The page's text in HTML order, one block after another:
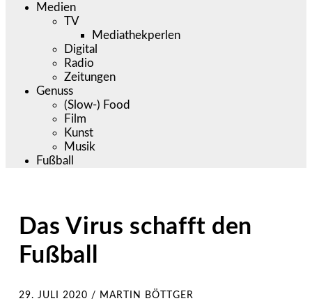
Medien
TV
Mediathekperlen
Digital
Radio
Zeitungen
Genuss
(Slow-) Food
Film
Kunst
Musik
Fußball
Das Virus schafft den
Fußball
29. JULI 2020 / MARTIN BÖTTGER